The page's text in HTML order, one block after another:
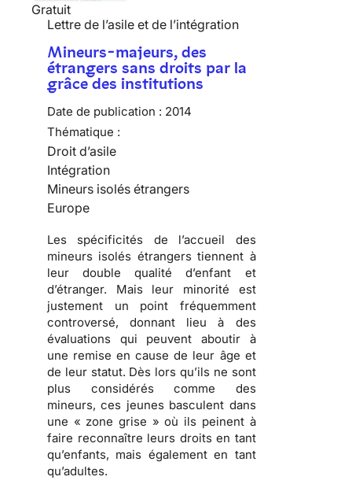
Gratuit
Lettre de l’asile et de l’intégration
Mineurs-majeurs, des
étrangers sans droits par la
grâce des institutions
Date de publication : 2014
Thématique :
Droit d’asile
Intégration
Mineurs isolés étrangers
Europe
Les spécificités de l’accueil des
mineurs isolés étrangers tiennent à
leur double qualité d’enfant et
d’étranger. Mais leur minorité est
justement un point fréquemment
controversé, donnant lieu à des
évaluations qui peuvent aboutir à
une remise en cause de leur âge et
de leur statut. Dès lors qu’ils ne sont
plus considérés comme des
mineurs, ces jeunes basculent dans
une « zone grise » où ils peinent à
faire reconnaître leurs droits en tant
qu’enfants, mais également en tant
qu’adultes.